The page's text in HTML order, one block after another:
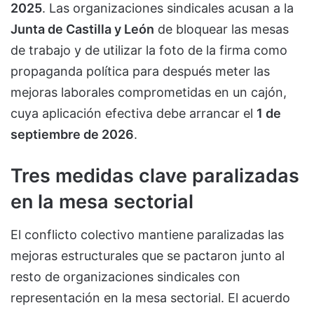
2025. Las organizaciones sindicales acusan a la
Junta de Castilla y León de bloquear las mesas
de trabajo y de utilizar la foto de la firma como
propaganda política para después meter las
mejoras laborales comprometidas en un cajón,
cuya aplicación efectiva debe arrancar el 1 de
septiembre de 2026.
Tres medidas clave paralizadas
en la mesa sectorial
El conflicto colectivo mantiene paralizadas las
mejoras estructurales que se pactaron junto al
resto de organizaciones sindicales con
representación en la mesa sectorial. El acuerdo